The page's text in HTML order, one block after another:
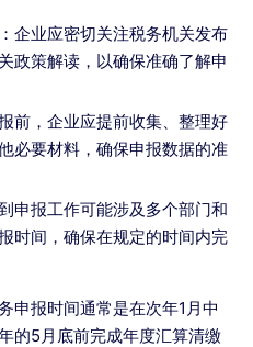
：企业应密切关注税务机关发布
政策解读，以确保准确了解申
前，企业应提前收集、整理好
必要材料，确保申报数据的准
申报工作可能涉及多个部门和
时间，确保在规定的时间内完
申报时间通常是在次年1月中
的5月底前完成年度汇算清缴